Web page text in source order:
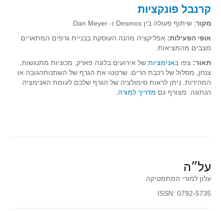
קרנבל פונקציות
מקור: שיתוף פעולה בין Desmos ו- Dan Meyer
אופי הפעילות: אפליקציה מהנה העוסקת בבניית גרפים המתארים
מצבים מהמציאות.
תאור: צפו באנימציות של אירועים בלונה פארק, מכוניות מתנגשות,
צנחן, מסלול של רכבת הרים. שרטטו את הגרף של השתנותהגובה או
המהירות. ניתן לראות סימולציה של הגרף שלכם לעומת האנימציה
הנתונה. מצורף גם מדריך למורה.
על״ה
עלון למורי המתמטיקה
ISSN: 0792-5735